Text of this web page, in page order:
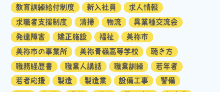
教育訓練給付制度
新入社員
求人情報
求職者支援制度
清掃 物流
異業種交流会
発達障害
矯正施設 福祉
美祢市
美祢市の事業所
美祢青嶺高等学校
聴き方
職務経歴書
職業人講話 職業訓練
若年者
若者応援
製造 製造業 設備工事
警備